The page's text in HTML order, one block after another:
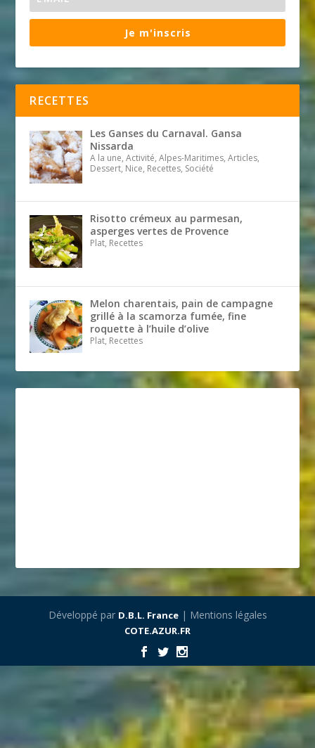
Je m'inscris
RECETTES
Les Ganses du Carnaval. Gansa
Nissarda
A la une, Activité, Alpes-Maritimes, Articles,
Dessert, Nice, Recettes, Société
Risotto crémeux au parmesan,
asperges vertes de Provence
Plat, Recettes
Melon charentais, pain de campagne
grillé à la scamorza fumée, fine
roquette à l’huile d’olive
Plat, Recettes
Développé par D.B.L. France| Mentions légales
COTE.AZUR.FR